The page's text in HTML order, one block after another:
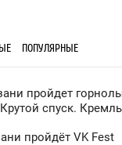
ПОПУЛЯРНЫЕ
пройдет
спуск.
пройдёт VK Fest